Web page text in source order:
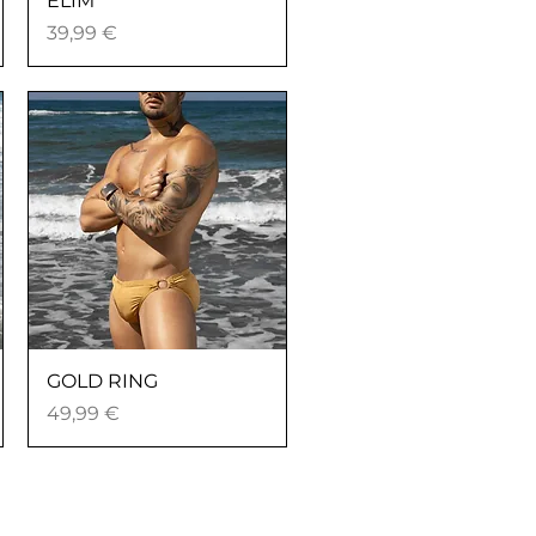
Prezzo
39,99 €
Vista rapida
GOLD RING
Prezzo
49,99 €